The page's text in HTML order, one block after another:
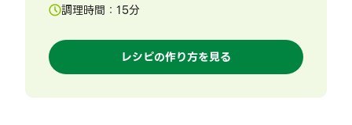
調理時間： 15分
レシピの作り方を見る